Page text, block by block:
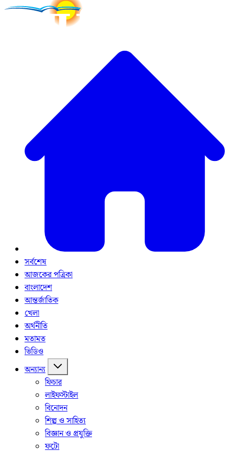
সর্বশেষ
আজকের পত্রিকা
বাংলাদেশ
আন্তর্জাতিক
খেলা
অর্থনীতি
মতামত
ভিডিও
অন্যান্য
ফিচার
লাইফস্টাইল
বিনোদন
শিল্প ও সাহিত্য
বিজ্ঞান ও প্রযুক্তি
ফটো